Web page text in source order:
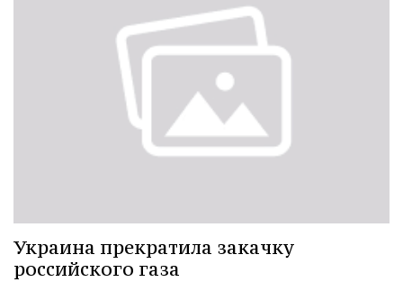
Украина прекратила закачку
российского газа